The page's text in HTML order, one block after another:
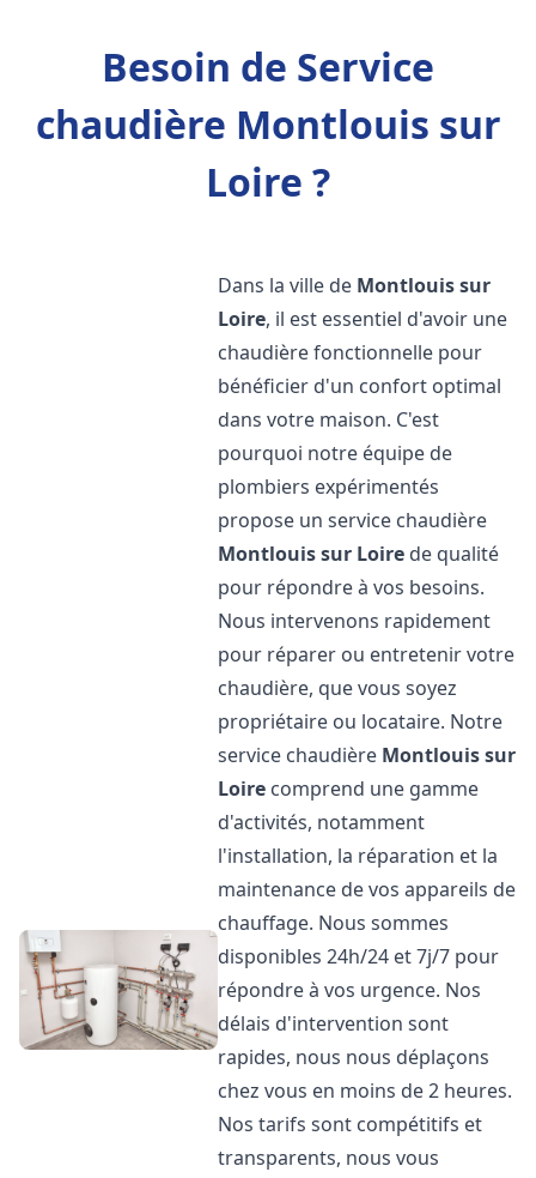
Besoin de Service
chaudière Montlouis sur
Loire ?
Dans la ville de Montlouis sur
Loire, il est essentiel d'avoir une
chaudière fonctionnelle pour
bénéficier d'un confort optimal
dans votre maison. C'est
pourquoi notre équipe de
plombiers expérimentés
propose un service chaudière
Montlouis sur Loire de qualité
pour répondre à vos besoins.
Nous intervenons rapidement
pour réparer ou entretenir votre
chaudière, que vous soyez
propriétaire ou locataire. Notre
service chaudière Montlouis sur
Loire comprend une gamme
d'activités, notamment
l'installation, la réparation et la
maintenance de vos appareils de
chauffage. Nous sommes
disponibles 24h/24 et 7j/7 pour
répondre à vos urgence. Nos
délais d'intervention sont
rapides, nous nous déplaçons
chez vous en moins de 2 heures.
Nos tarifs sont compétitifs et
transparents, nous vous